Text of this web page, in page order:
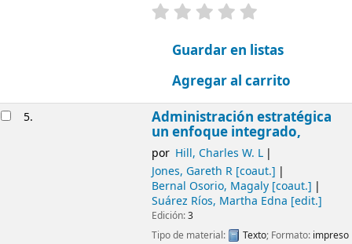
valoración
Guardar en listas
Agregar al carrito
5. Administración estratégica
un enfoque integrado,
por Hill, Charles W. L
Jones, Gareth R[coaut.]
Bernal Osorio, Magaly[coaut.]
Suárez Ríos, Martha Edna [edit.]
Edición:3
Tipo de material:
Texto; Formato: impreso